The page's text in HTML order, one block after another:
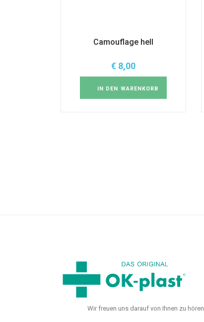
Camouflage hell
€8,00
IN DEN WARENKORB
Wir freuen uns darauf von Ihnen zu hören.